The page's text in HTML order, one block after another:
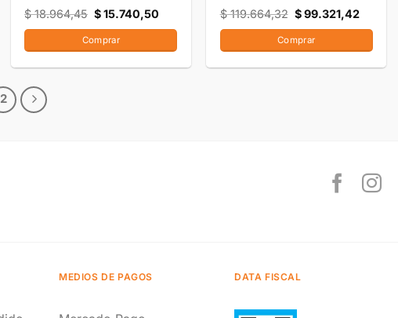
$18.964,45 $15.740,50
Comprar
$119.664,32 $99.321,42
Comprar
2
MEDIOS DE PAGOS DATA FISCAL